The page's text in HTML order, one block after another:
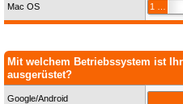
Mac OS
Mit welchem Betriebssystem ist
ausgerüstet?
Google/Android